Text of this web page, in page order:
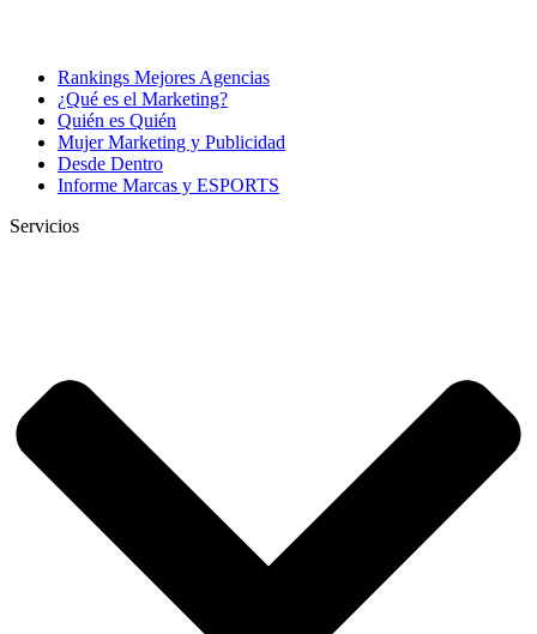
Rankings Mejores Agencias
¿Qué es el Marketing?
Quién es Quién
Mujer Marketing y Publicidad
Desde Dentro
Informe Marcas y ESPORTS
Servicios